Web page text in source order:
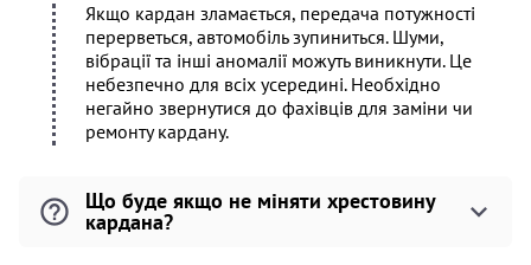
Якщо кардан зламається, передача потужності
перерветься, автомобіль зупиниться. Шуми,
вібрації та інші аномалії можуть виникнути. Це
небезпечно для всіх усередині. Необхідно
негайно звернутися до фахівців для заміни чи
ремонту кардану.
Що буде якщо не міняти хрестовину
кардана?